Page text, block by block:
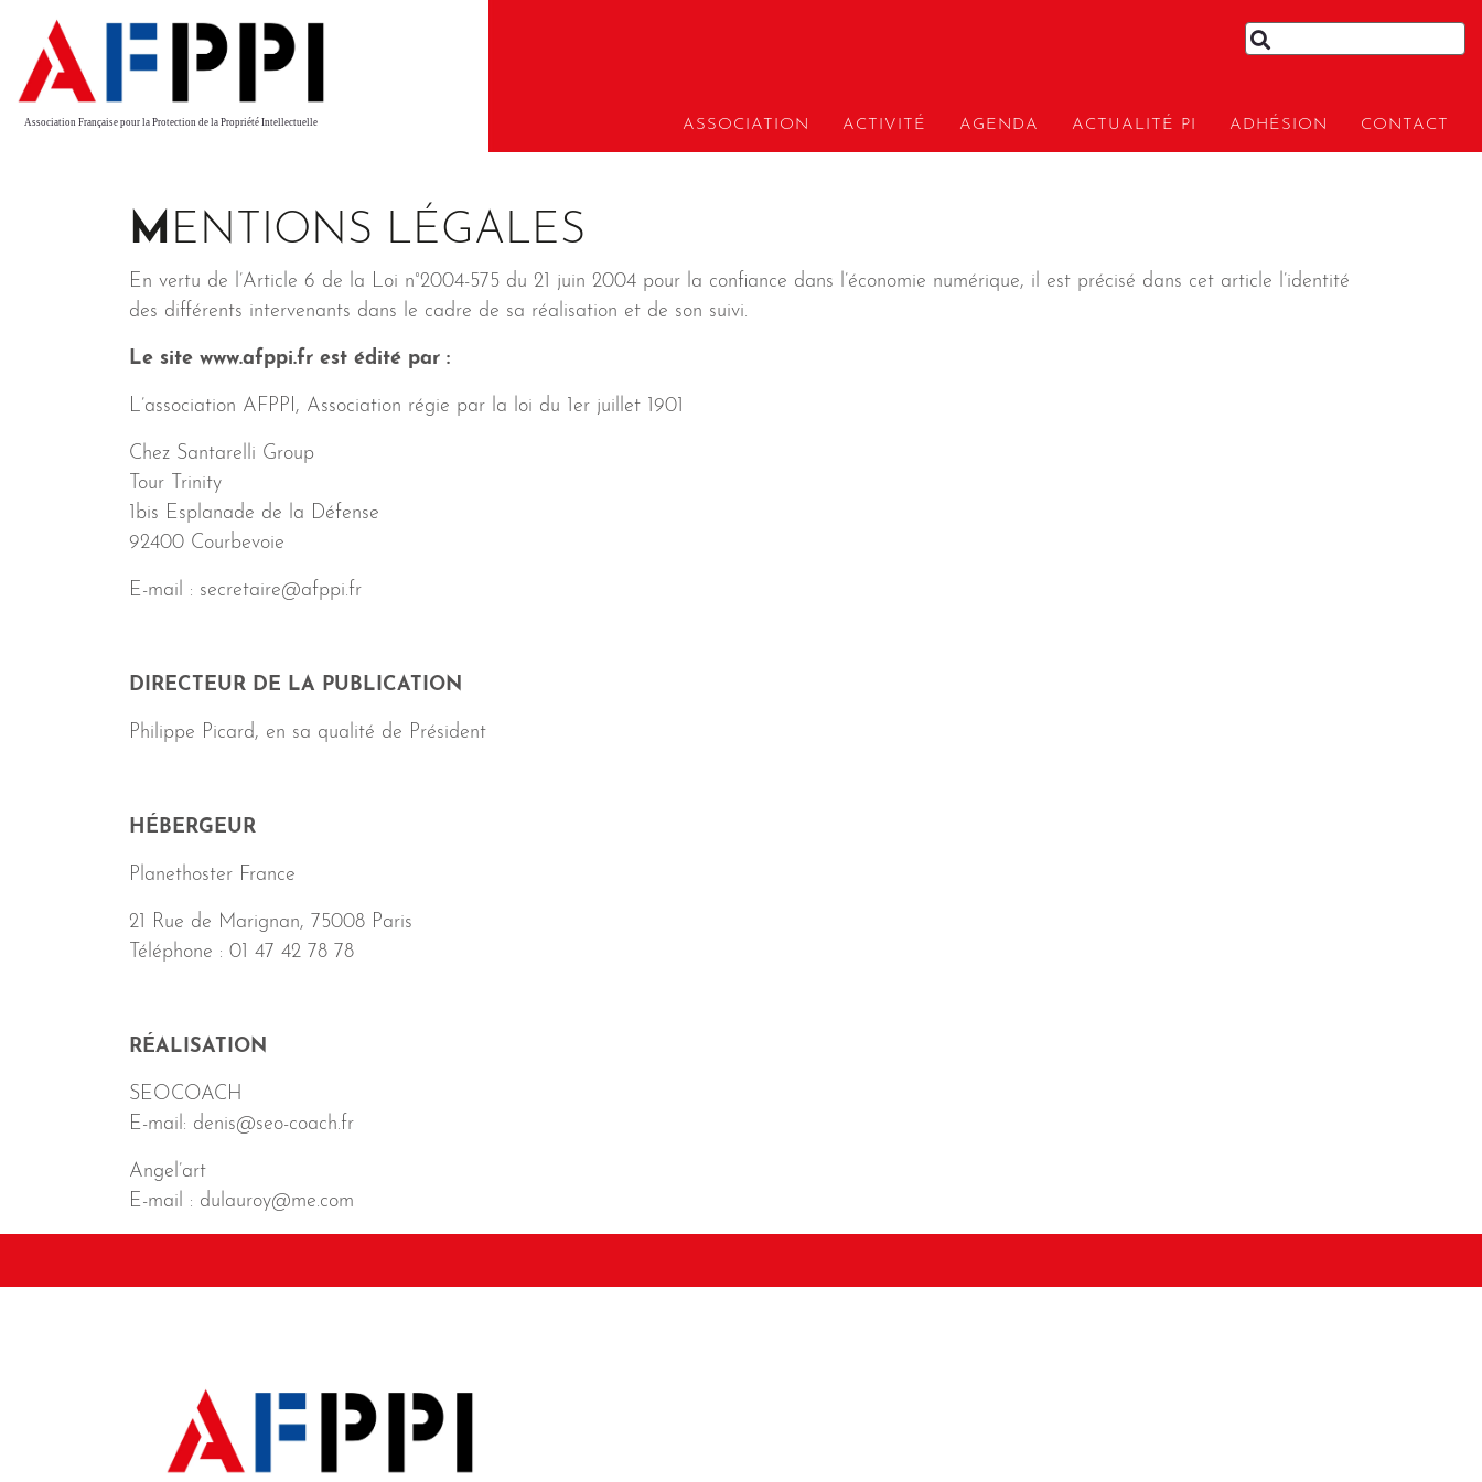
Association Française pour la Protection de la Propriété Intellectuelle ASSOCIATION ACTIVITÉ AGENDA ACTUALITÉ PI ADHÉSION CONTACT
MENTIONS LÉGALES
En vertu de l’Article 6 de la Loi n°2004-575 du 21 juin 2004 pour la confiance dans l’économie numérique, il est précisé dans cet article l’identité
des différents intervenants dans le cadre de sa réalisation et de son suivi.
Le site www.afppi.fr est édité par :
L’association AFPPI, Association régie par la loi du 1er juillet 1901
Chez Santarelli Group
Tour Trinity
1bis Esplanade de la Défense
92400 Courbevoie
E-mail : secretaire@afppi.fr
DIRECTEUR DE LA PUBLICATION
Philippe Picard, en sa qualité de Président
HÉBERGEUR
Planethoster France
21 Rue de Marignan, 75008 Paris
Téléphone : 01 47 42 78 78
RÉALISATION
SEOCOACH
E-mail: denis@seo-coach.fr
Angel’art
E-mail : dulauroy@me.com